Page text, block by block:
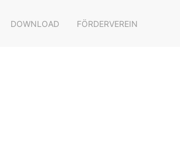
DOWNLOAD FÖRDERVEREIN